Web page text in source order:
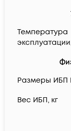
Температура
Размеры ИБП
Вес ИБП, кг